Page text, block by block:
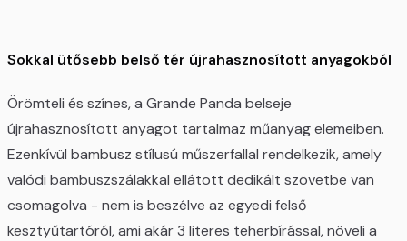
Sokkal ütősebb belső tér újrahasznosított anyagokból
Örömteli és színes, a Grande Panda belseje
újrahasznosított anyagot tartalmaz műanyag elemeiben.
Ezenkívül bambusz stílusú műszerfallal rendelkezik, amely
valódi bambuszszálakkal ellátott dedikált szövetbe van
csomagolva - nem is beszélve az egyedi felső
kesztyűtartóról, ami akár 3 literes teherbírással, növeli a